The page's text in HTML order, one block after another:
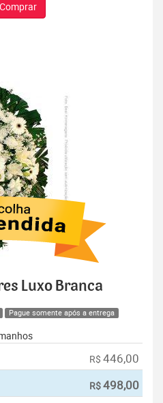
Comprar
Luxo Branca
Pague somente após a entrega
R$ 446,00
R$498,00